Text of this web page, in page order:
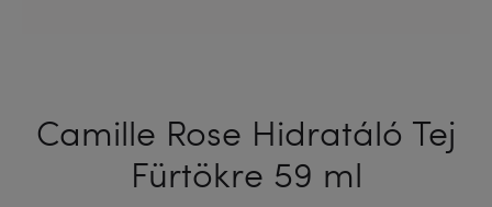
Camille Rose Hidratáló Tej
Fürtökre 59 ml